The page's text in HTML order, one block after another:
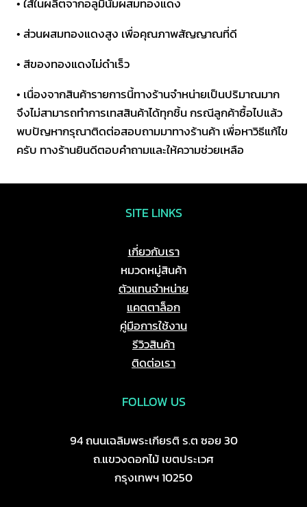
สี
แดง
BP-
ชิ้น
• ส่วนผสมทองแดงสูง เพื่อคุณภาพสัญญาณที่ดี
• สีของทองแดงไม่ดำเร็ว
• เนื่องจากสินค้ารายการนี้ทางร้านจำหน่ายเป็นปริมาณมาก
จึงไม่สามารถทำการเทสสินค้าได้ทุกชิ้น กรณีลูกค้าซื้อไปแล้ว
พบปัญหากรุณาติดต่อสอบถามมาทางร้านค้า เพื่อหาวิธีแก้ไข
ครับ ทางร้านยินดีตอบคำถามและให้ความช่วยเหลือ
SITE LINKS
เกี่ยวกับเรา
หมวดหมู่สินค้า
ตัวแทนจำหน่าย
แคตตาล็อก
คู่มือการใช้งาน
รีวิวสินค้า
ติดต่อเรา
FOLLOW US
94 ถนนเฉลิมพระเกียรติ ร.ต ซอย 30
ถ.แขวงดอกไม้ เขตประเวศ
กรุงเทพฯ 10250